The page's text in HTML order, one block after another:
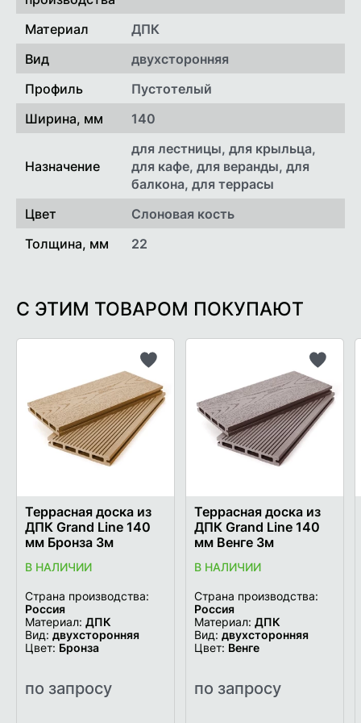
Материал
ДПК
Вид
двухсторонняя
Профиль
Пустотелый
Ширина, мм
140
Назначение
для лестницы, для крыльца,
для кафе, для веранды, для
балкона, для террасы
Цвет
Слоновая кость
Толщина, мм
22
С ЭТИМ ТОВАРОМ ПОКУПАЮТ
в
список
желаемого
Террасная доска из
ДПК Grand Line 140
мм Бронза 3м
В НАЛИЧИИ
Страна производства:
Россия
Материал: ДПК
Вид: двухсторонняя
Цвет: Бронза
по запросу
в
список
Террасная доска из
ДПК Grand Line 140
мм Венге 3м
В НАЛИЧИИ
Страна производства:
Россия
Материал: ДПК
Вид: двухсторонняя
Цвет: Венге
по запросу